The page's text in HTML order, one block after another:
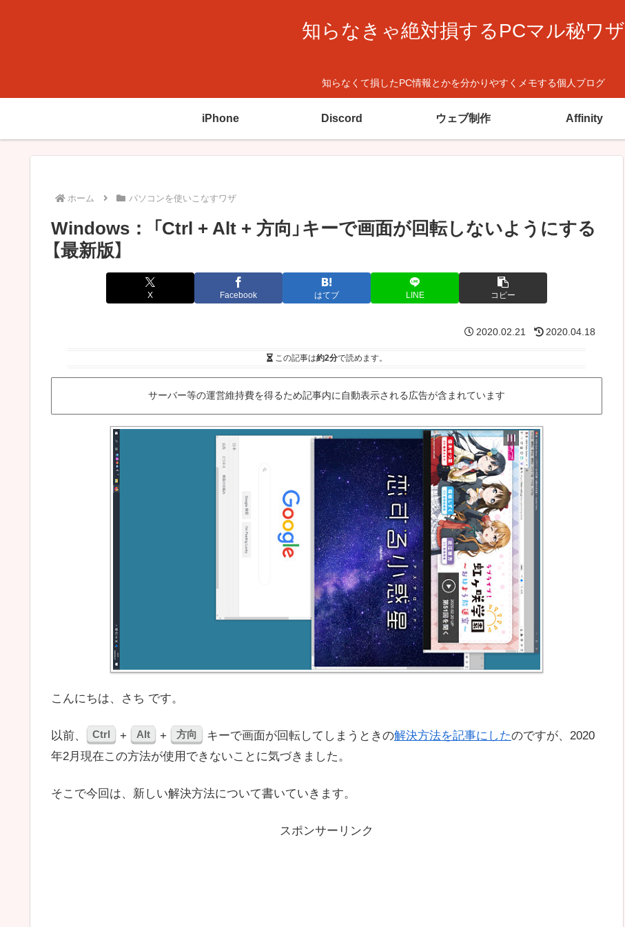
知らなきゃ絶対損するPCマル秘ワザ
知らなくて損したPC情報とかを分かりやすくメモする個人ブログ
iPhone Discord ウェブ制作 Affinity
ホーム パソコンを使いこなすワザ
Windows： 「Ctrl + Alt + 方向」キーで画面が回転しないようにする
【最新版】
X Facebook はてブ LINE コピー
2020.02.21 2020.04.18
この記事は約2分で読めます。
サーバー等の運営維持費を得るため記事内に自動表示される広告が含まれています
こんにちは、さち です。
以前、 Ctrl + Alt + 方向 キーで画面が回転してしまうときの解決方法を記事にしたのですが、2020
年2月現在この方法が使用できないことに気づきました。
そこで今回は、新しい解決方法について書いていきます。
スポンサーリンク